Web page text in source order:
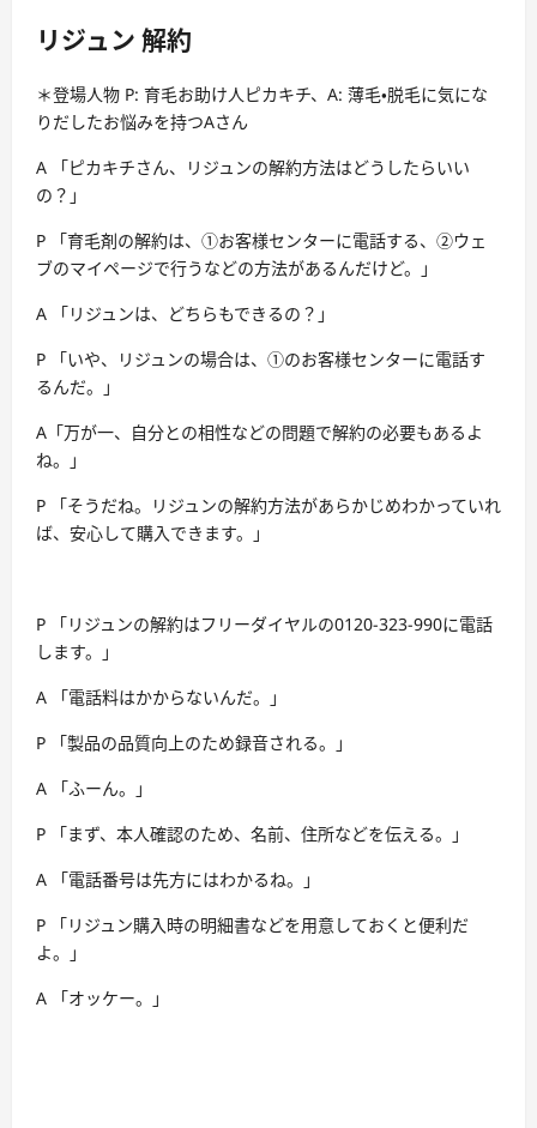
リジュン 解約
＊登場人物 P: 育毛お助け人ピカキチ、A: 薄毛・脱毛に気にな
りだしたお悩みを持つAさん
A 「ピカキチさん、リジュンの解約方法はどうしたらいい
の？」
P 「育毛剤の解約は、①お客様センターに電話する、②ウェ
ブのマイページで行うなどの方法があるんだけど。」
A 「リジュンは、どちらもできるの？」
P 「いや、リジュンの場合は、①のお客様センターに電話す
るんだ。」
A「万が一、自分との相性などの問題で解約の必要もあるよ
ね。」
P 「そうだね。リジュンの解約方法があらかじめわかっていれ
ば、安心して購入できます。」
P 「リジュンの解約はフリーダイヤルの0120-323-990に電話
します。」
A 「電話料はかからないんだ。」
P 「製品の品質向上のため録音される。」
A 「ふーん。」
P 「まず、本人確認のため、名前、住所などを伝える。」
A 「電話番号は先方にはわかるね。」
P 「リジュン購入時の明細書などを用意しておくと便利だ
よ。」
A 「オッケー。」